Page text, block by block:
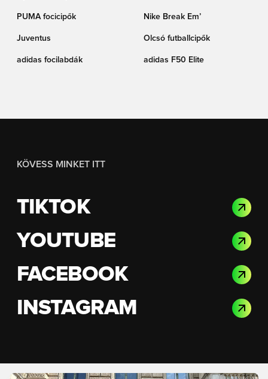
PUMA focicipők Nike Break Em’
Juventus Olcsó futballcipők
adidas focilabdák adidas F50 Elite
KÖVESS MINKET ITT
TIKTOK
YOUTUBE
FACEBOOK
INSTAGRAM